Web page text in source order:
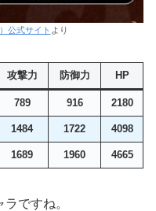
公式サイト より
攻撃力 防御力 HP
789 916 2180
1484 1722 4098
1689 1960 4665
ですね。